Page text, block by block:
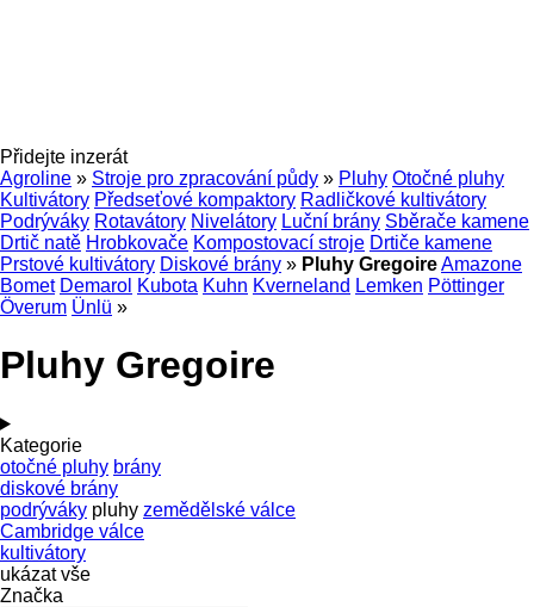
Přidejte inzerát
Agroline » Stroje pro zpracování půdy » Pluhy Otočné pluhy
Kultivátory Předseťové kompaktory Radličkové kultivátory
Podrýváky Rotavátory Nivelátory Luční brány Sběrače kamene
Drtič natě Hrobkovače Kompostovací stroje Drtiče kamene
Prstové kultivátory Diskové brány » Pluhy GregoireAmazone
Bomet Demarol Kubota Kuhn Kverneland Lemken Pöttinger
Överum Ünlü »
Pluhy Gregoire
Kategorie
otočné pluhy brány
diskové brány
podrýváky pluhy zemědělské válce
Cambridge válce
kultivátory
ukázat vše
Značka